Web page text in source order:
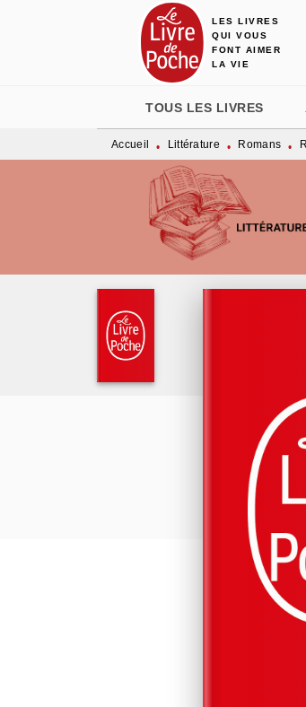
MENU RECHERCHE
LES LIVRES
QUI VOUS
FONT AIMER
LA VIE
TOUS LES LIVRES
Accueil • Littérature • Romans •